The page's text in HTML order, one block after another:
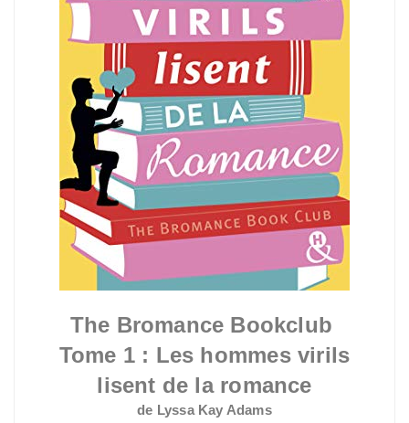
The Bromance Bookclub
Tome 1 : Les hommes virils
lisent de la romance
de Lyssa Kay Adams